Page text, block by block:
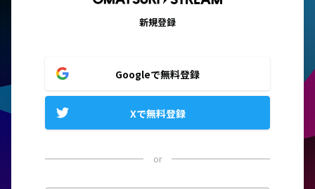
新規登録
Googleで無料登録
Xで無料登録
or